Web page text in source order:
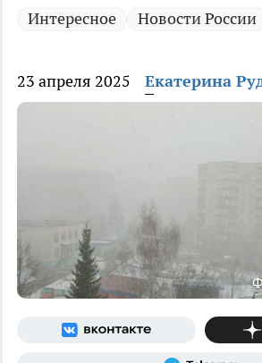
Интересное Новости России
23 апреля 2025 Екатерина